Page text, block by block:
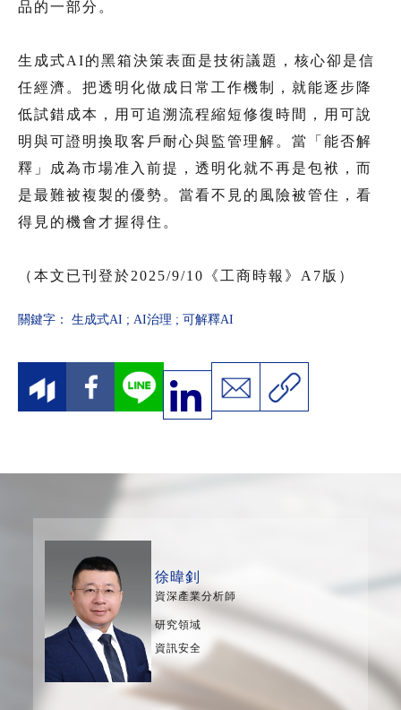
品的一部分。
生成式AI的黑箱決策表面是技術議題，核心卻是信
任經濟。把透明化做成日常工作機制，就能逐步降
低試錯成本，用可追溯流程縮短修復時間，用可說
明與可證明換取客戶耐心與監管理解。當「能否解
釋」成為市場准入前提，透明化就不再是包袱，而
是最難被複製的優勢。當看不見的風險被管住，看
得見的機會才握得住。
（本文已刊登於2025/9/10《工商時報》A7版）
關鍵字： 生成式AI ; AI治理 ; 可解釋AI
徐暐釗
資深產業分析師
研究領域
資訊安全